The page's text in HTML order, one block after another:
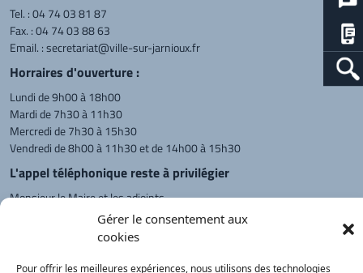
Gérer le consentement aux
cookies
Pour offrir les meilleures expériences, nous utilisons des technologies
Tel. :04 74 03 81 87
Fax. : 04 74 03 88 63
Email. :secretariat@ville-sur-jarnioux.fr
Horraires d'ouverture :
Lundi de 9h00 à 18h00
Mardi de 7h30 à 11h30
Mercredi de 7h30 à 15h30
Vendredi de 8h00 à 11h30 et de 14h00 à 15h30
L'appel téléphonique reste à privilégier
Monsieur le Maire et les adjoints
reçoivent sur rendez-vous.
Retour à l'accueil Actualités PanneauPocket Recherche